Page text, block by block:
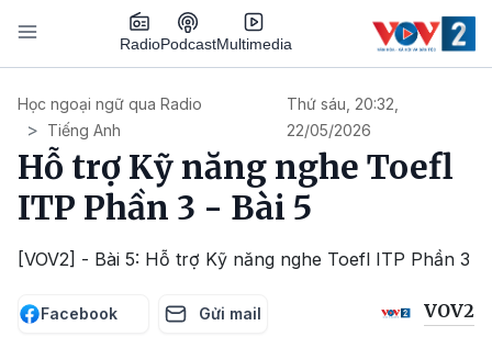
Nhảy đến nội dung
RadioPodcastMultimedia
Học ngoại ngữ qua Radio
Tiếng Anh
Thứ sáu, 20:32,
22/05/2026
Hỗ trợ Kỹ năng nghe Toefl
ITP Phần 3 - Bài 5
[VOV2] - Bài 5: Hỗ trợ Kỹ năng nghe Toefl ITP Phần 3
Facebook Gửi mail VOV2